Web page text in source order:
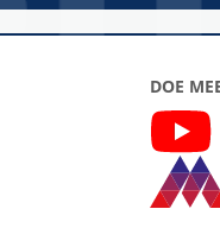
DOE